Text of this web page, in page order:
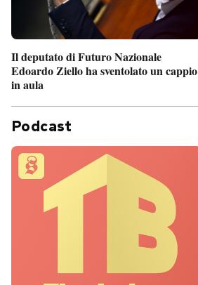
Il deputato di Futuro Nazionale
Edoardo Ziello ha sventolato un cappio
in aula
Podcast